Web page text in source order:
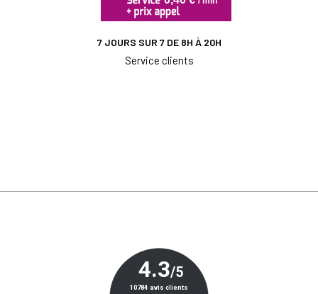
7 JOURS SUR 7 DE 8H À 20H
Service clients